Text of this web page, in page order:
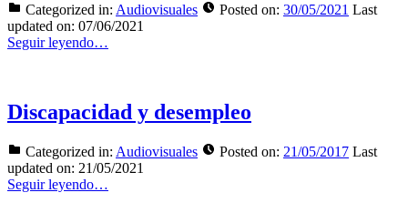
Categorized in: Audiovisuales Posted on: 30/05/2021 Last
updated on: 07/06/2021
Seguir leyendo…
Discapacidad y desempleo
Categorized in: Audiovisuales Posted on: 21/05/2017 Last
updated on: 21/05/2021
Seguir leyendo…